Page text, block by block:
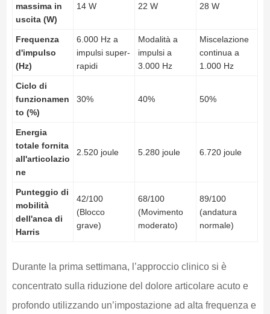
massima in
uscita (W)
14 W 22 W 28 W
Frequenza
d'impulso
(Hz)
6.000 Hz a
impulsi super-
rapidi
Modalità a
impulsi a
3.000 Hz
Miscelazione
continua a
1.000 Hz
Ciclo di
funzionamen
to (%)
30% 40% 50%
Energia
totale fornita
all'articolazio
ne
2.520 joule 5.280 joule 6.720 joule
Punteggio di
mobilità
dell'anca di
Harris
42/100
(Blocco
grave)
68/100
(Movimento
moderato)
89/100
(andatura
normale)
Durante la prima settimana, l’approccio clinico si è
concentrato sulla riduzione del dolore articolare acuto e
profondo utilizzando un’impostazione ad alta frequenza e